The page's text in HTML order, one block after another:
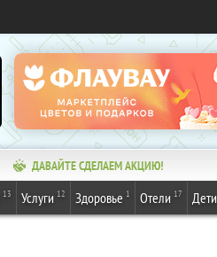
ДАВАЙТЕ СДЕЛАЕМ АКЦИЮ!
13 Услуги 12 Здоровье 1 Отели 17 Дети